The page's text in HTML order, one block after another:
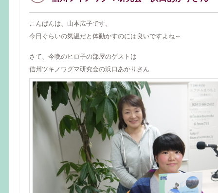
こんばんは、山本広子です。
今日ぐらいの気温だと体動かすのには良いですよね～
さて、今晩のヒロ子の部屋のゲストは
信州ツキノワグマ研究会の浜口あかりさん